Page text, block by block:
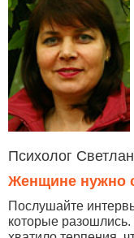
Психолог
Женщине нужно
Послушайте
которые